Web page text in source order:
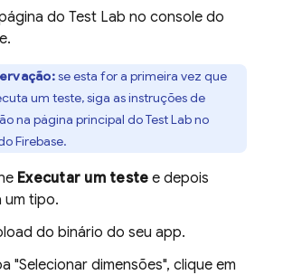
do Test Lab no console do
.
se esta for a primeira vez que
um teste, siga as instruções de
na página principal doTest Labno
Firebase.
Executar um teste e depois
um tipo.
do binário do seu app.
"Selecionar dimensões", clique em